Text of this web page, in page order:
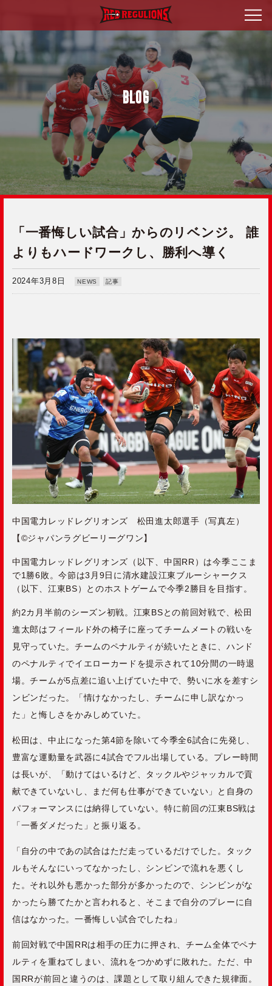
BLOG
「一番悔しい試合」からのリベンジ。 誰
よりもハードワークし、勝利へ導く
2024年3月8日 NEWS 記事
中国電力レッドレグリオンズ 松田進太郎選手（写真左）
【©ジャパンラグビーリーグワン】
中国電力レッドレグリオンズ（以下、中国RR）は今季ここま
で1勝6敗。今節は3月9日に清水建設江東ブルーシャークス
（以下、江東BS）とのホストゲームで今季2勝目を目指す。
約2カ月半前のシーズン初戦。江東BSとの前回対戦で、松田
進太郎はフィールド外の椅子に座ってチームメートの戦いを
見守っていた。チームのペナルティが続いたときに、ハンド
のペナルティでイエローカードを提示されて10分間の一時退
場。チームが5点差に追い上げていた中で、勢いに水を差すシ
ンビンだった。「情けなかったし、チームに申し訳なかっ
た」と悔しさをかみしめていた。
松田は、中止になった第4節を除いて今季全6試合に先発し、
豊富な運動量を武器に4試合でフル出場している。プレー時間
は長いが、「動けてはいるけど、タックルやジャッカルで貢
献できていないし、まだ何も仕事ができていない」と自身の
パフォーマンスには納得していない。特に前回の江東BS戦は
「一番ダメだった」と振り返る。
「自分の中であの試合はただ走っているだけでした。タック
ルもそんなにいってなかったし、シンビンで流れを悪くし
た。それ以外も悪かった部分が多かったので、シンビンがな
かったら勝てたかと言われると、そこまで自分のプレーに自
信はなかった。一番悔しい試合でしたね」
前回対戦で中国RRは相手の圧力に押され、チーム全体でペナ
ルティを重ねてしまい、流れをつかめずに敗れた。ただ、中
国RRが前回と違うのは、課題として取り組んできた規律面。